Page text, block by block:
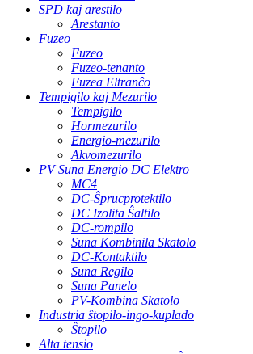
SPD kaj arestilo
Arestanto
Fuzeo
Fuzeo
Fuzeo-tenanto
Fuzea Eltranĉo
Tempigilo kaj Mezurilo
Tempigilo
Hormezurilo
Energio-mezurilo
Akvomezurilo
PV Suna Energio DC Elektro
MC4
DC-Ŝprucprotektilo
DC Izolita Ŝaltilo
DC-rompilo
Suna Kombinila Skatolo
DC-Kontaktilo
Suna Regilo
Suna Panelo
PV-Kombina Skatolo
Industria ŝtopilo-ingo-kuplado
Ŝtopilo
Alta tensio